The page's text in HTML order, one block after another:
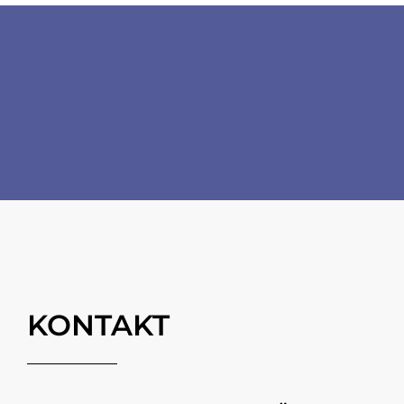
KONTAKT